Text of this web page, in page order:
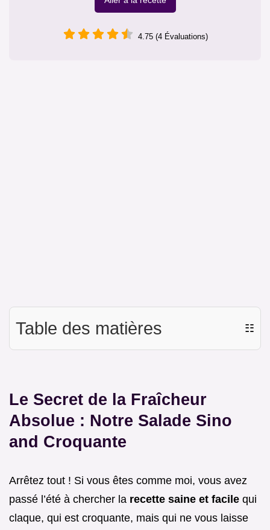
4.75 (4 Évaluations)
Table des matières ☷
Le Secret de la Fraîcheur
Absolue : Notre Salade Sino
and Croquante
Arrêtez tout ! Si vous êtes comme moi, vous avez
passé l’été à chercher la recette saine et facile qui
claque, qui est croquante, mais qui ne vous laisse